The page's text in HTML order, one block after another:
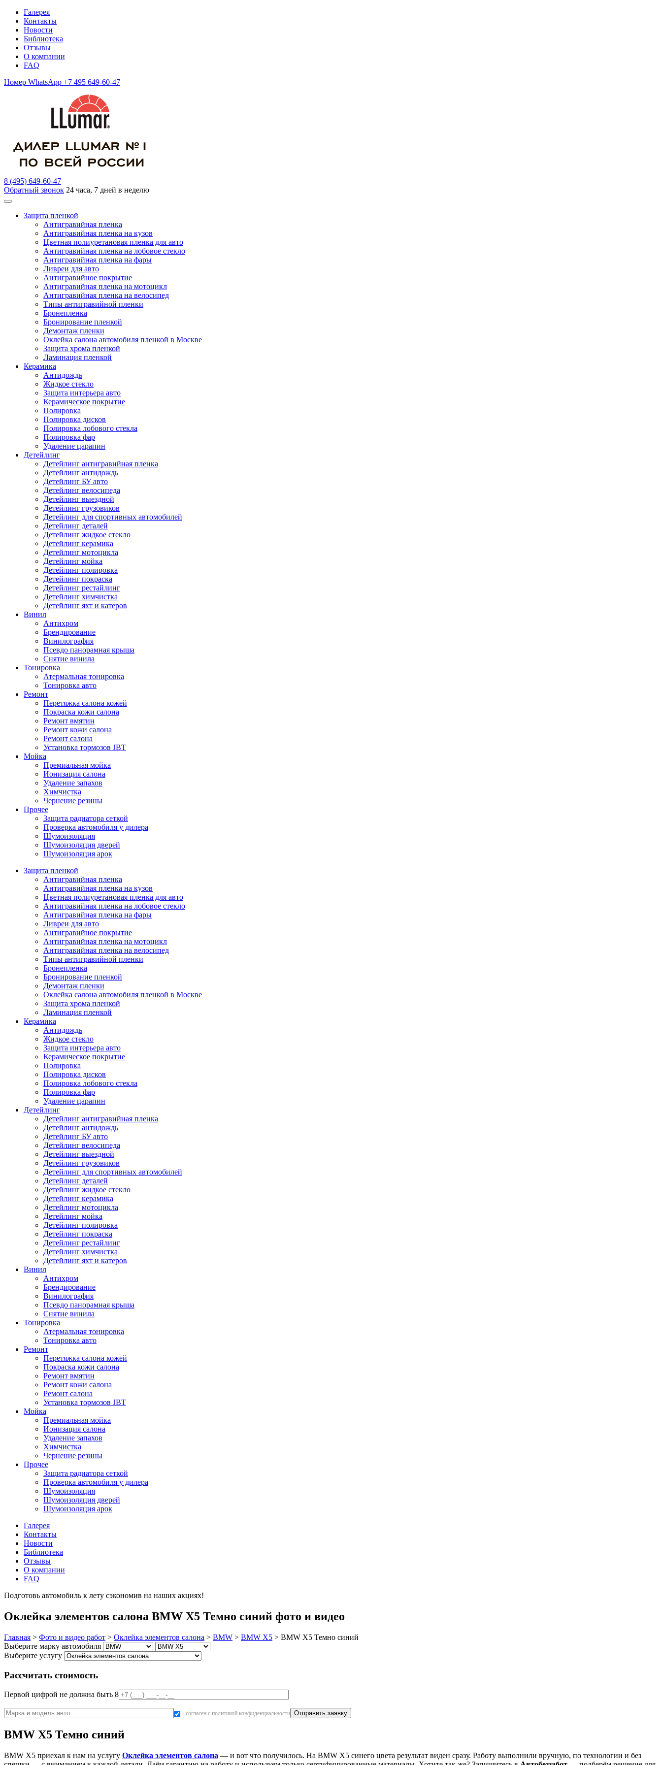
Галерея
Контакты
Новости
Библиотека
Отзывы
О компании
FAQ
Номер WhatsApp +7 495 649-60-47
8 (495) 649-60-47
Обратный звонок 24 часа, 7 дней в неделю
Защита пленкой
Антигравийная пленка
Антигравийная пленка на кузов
Цветная полиуретановая пленка для авто
Антигравийная пленка на лобовое стекло
Антигравийная пленка на фары
Ливреи для авто
Антигравийное покрытие
Антигравийная пленка на мотоцикл
Антигравийная пленка на велосипед
Типы антигравийной пленки
Бронепленка
Бронирование пленкой
Демонтаж пленки
Оклейка салона автомобиля пленкой в Москве
Защита хрома пленкой
Ламинация пленкой
Керамика
Антидождь
Жидкое стекло
Защита интерьера авто
Керамическое покрытие
Полировка
Полировка дисков
Полировка лобового стекла
Полировка фар
Удаление царапин
Детейлинг
Детейлинг антигравийная пленка
Детейлинг антидождь
Детейлинг БУ авто
Детейлинг велосипеда
Детейлинг выездной
Детейлинг грузовиков
Детейлинг для спортивных автомобилей
Детейлинг деталей
Детейлинг жидкое стекло
Детейлинг керамика
Детейлинг мотоцикла
Детейлинг мойка
Детейлинг полировка
Детейлинг покраска
Детейлинг рестайлинг
Детейлинг химчистка
Детейлинг яхт и катеров
Винил
Антихром
Брендирование
Винилография
Псевдо панорамная крыша
Снятие винила
Тонировка
Атермальная тонировка
Тонировка авто
Ремонт
Перетяжка салона кожей
Покраска кожи салона
Ремонт вмятин
Ремонт кожи салона
Ремонт салона
Установка тормозов JBT
Мойка
Премиальная мойка
Ионизация салона
Удаление запахов
Химчистка
Чернение резины
Прочее
Защита радиатора сеткой
Проверка автомобиля у дилера
Шумоизоляция
Шумоизоляция дверей
Шумоизоляция арок
Защита пленкой
Антигравийная пленка
Антигравийная пленка на кузов
Цветная полиуретановая пленка для авто
Антигравийная пленка на лобовое стекло
Антигравийная пленка на фары
Ливреи для авто
Антигравийное покрытие
Антигравийная пленка на мотоцикл
Антигравийная пленка на велосипед
Типы антигравийной пленки
Бронепленка
Бронирование пленкой
Демонтаж пленки
Оклейка салона автомобиля пленкой в Москве
Защита хрома пленкой
Ламинация пленкой
Керамика
Антидождь
Жидкое стекло
Защита интерьера авто
Керамическое покрытие
Полировка
Полировка дисков
Полировка лобового стекла
Полировка фар
Удаление царапин
Детейлинг
Детейлинг антигравийная пленка
Детейлинг антидождь
Детейлинг БУ авто
Детейлинг велосипеда
Детейлинг выездной
Детейлинг грузовиков
Детейлинг для спортивных автомобилей
Детейлинг деталей
Детейлинг жидкое стекло
Детейлинг керамика
Детейлинг мотоцикла
Детейлинг мойка
Детейлинг полировка
Детейлинг покраска
Детейлинг рестайлинг
Детейлинг химчистка
Детейлинг яхт и катеров
Винил
Антихром
Брендирование
Винилография
Псевдо панорамная крыша
Снятие винила
Тонировка
Атермальная тонировка
Тонировка авто
Ремонт
Перетяжка салона кожей
Покраска кожи салона
Ремонт вмятин
Ремонт кожи салона
Ремонт салона
Установка тормозов JBT
Мойка
Премиальная мойка
Ионизация салона
Удаление запахов
Химчистка
Чернение резины
Прочее
Защита радиатора сеткой
Проверка автомобиля у дилера
Шумоизоляция
Шумоизоляция дверей
Шумоизоляция арок
Галерея
Контакты
Новости
Библиотека
Отзывы
О компании
FAQ
Подготовь автомобиль к лету сэкономив на наших акциях!
Оклейка элементов салона BMW X5 Темно синий фото и видео
Главная > Фото и видео работ > Оклейка элементов салона > BMW > BMW X5 > BMW X5 Темно синий
Выберите марку автомобиля
Выберите услугу
Рассчитать стоимость
Первой цифрой не должна быть 8
согласен с политикой конфиденциальности
BMW X5 Темно синий
BMW X5 приехал к нам на услугу Оклейка элементов салона — и вот что получилось. На BMW X5 синего цвета результат виден сразу. Работу выполнили вручную, по технологии и без